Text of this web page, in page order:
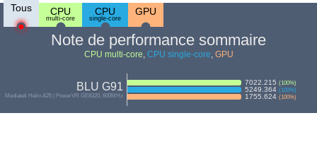
Tous CPU
multi-core
CPU
single-core
GPU
Note de performance sommaire
CPU multi-core, CPU single-core, GPU
BLU G91
Mediatek Helio A25 | PowerVR GE8320, 600MHz
7022.215 (100%)
5249.364 (100%)
1755.624 (100%)